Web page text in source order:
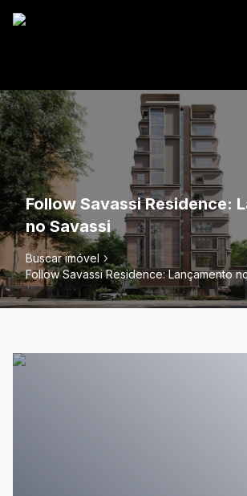
Follow Savassi Residence:
no Savassi
Buscar imóvel
Follow Savassi Residence: Lançamento